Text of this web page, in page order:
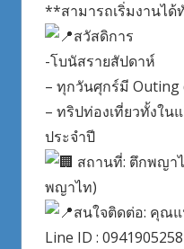
**สามารถเริ่มงานไ
สวัสดิการ
-โบนัสรายสัปดาห์
– ทุกวันศุกร์มี Outing
– ทริปท่องเที่ยวทั้งใน
ประจำปี
สถานที่: ตึกพญา
พญาไท)
สนใจติดต่อ: คุณ
Line ID : 0941905258